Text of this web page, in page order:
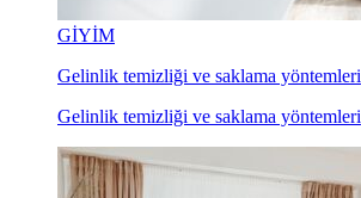
GİYİM
Gelinlik temizliği ve saklama yöntemleri
Gelinlik temizliği ve saklama yöntemleri